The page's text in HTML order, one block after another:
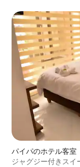
パイパのホテル客室
ジャグジー付きス